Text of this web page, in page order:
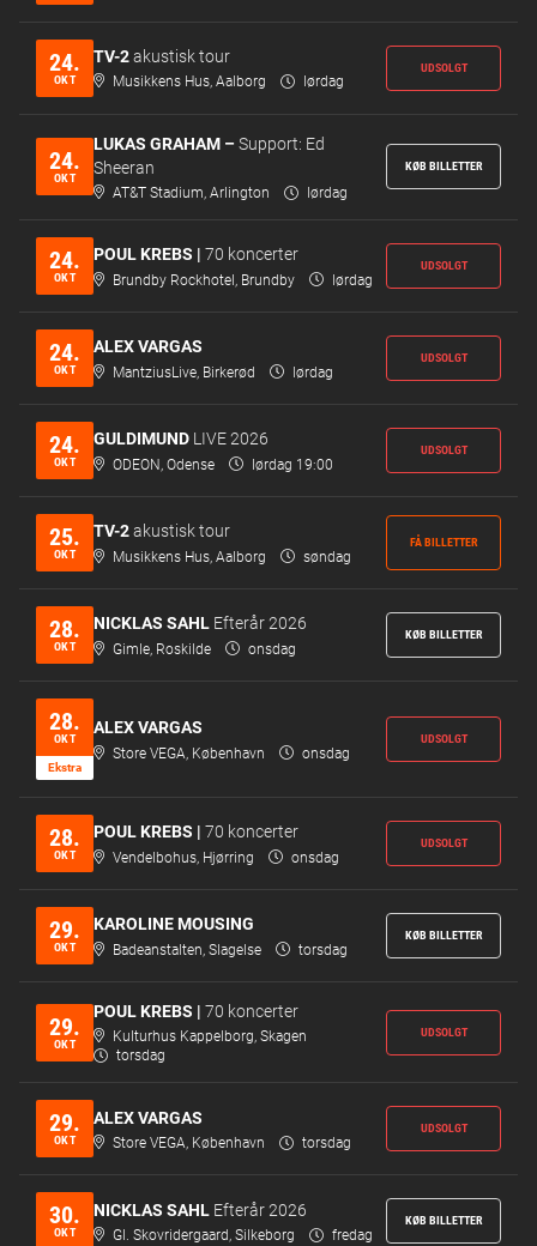
24.
OKT
TV-2akustisk tour
Musikkens Hus, Aalborg lørdag
UDSOLGT
24.
OKT
LUKAS GRAHAM – Support: Ed
Sheeran
AT&T Stadium, Arlington lørdag
KØB BILLETTER
24.
OKT
POUL KREBS | 70 koncerter
Brundby Rockhotel, Brundby lørdag
UDSOLGT
24.
OKT
ALEX VARGAS
MantziusLive, Birkerød lørdag
UDSOLGT
24.
OKT
GULDIMUND LIVE 2026
ODEON, Odense lørdag 19:00
UDSOLGT
25.
OKT
TV-2akustisk tour
Musikkens Hus, Aalborg søndag
FÅ BILLETTER
28.
OKT
NICKLAS SAHL Efterår 2026
Gimle, Roskilde onsdag
KØB BILLETTER
28.
OKT
Ekstr­a
ALEX VARGAS
Store VEGA, København onsdag
UDSOLGT
28.
OKT
POUL KREBS | 70 koncerter
Vendelbohus, Hjørring onsdag
UDSOLGT
29.
OKT
KAROLINE MOUSING
Badeanstalten, Slagelse torsdag
KØB BILLETTER
29.
OKT
POUL KREBS | 70 koncerter
Kulturhus Kappelborg, Skagen
torsdag
UDSOLGT
29.
OKT
ALEX VARGAS
Store VEGA, København torsdag
UDSOLGT
30.
OKT
NICKLAS SAHL Efterår 2026
Gl. Skovridergaard, Silkeborg fredag
KØB BILLETTER